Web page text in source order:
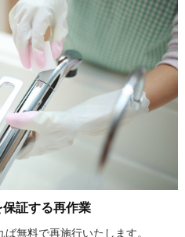
証する再作業
無料で再施行いたします。